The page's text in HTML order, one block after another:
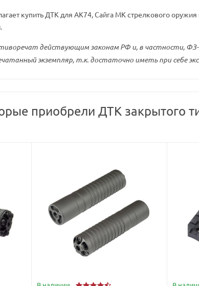
купить ДТК для АК74, Сайга МК стрелкового
действующим законам РФ и, в частности,
экземпляр, т.к. достаточно иметь при себе
приобрели ДТК закрытого